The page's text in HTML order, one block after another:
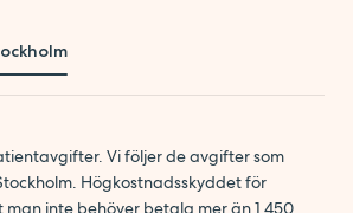
Vi följer de avgifter som
Högkostnadsskyddet för
inte behöver betala mer än 1 450